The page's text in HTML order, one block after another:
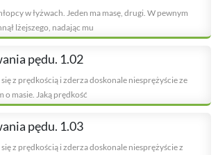
w łyżwach. Jeden ma masę, drugi. W pewnym
lżejszego, nadając mu
pędu. 1.02
z prędkością i zderza doskonale niesprężyście ze
o masie. Jaką prędkość
pędu. 1.03
z prędkością i zderza doskonale niesprężyście z